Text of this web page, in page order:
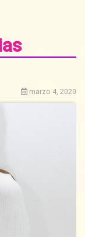
marzo 4, 2020